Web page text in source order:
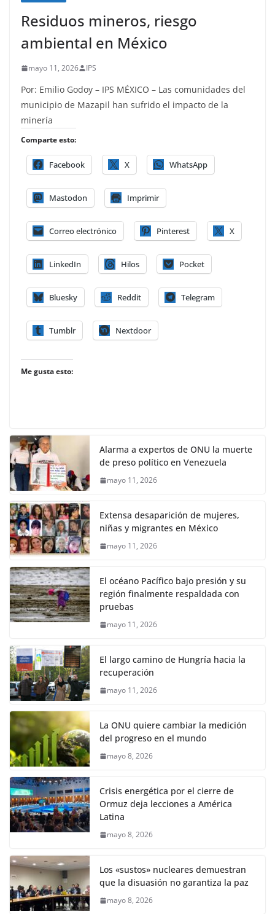
Residuos mineros, riesgo
ambiental en México
mayo 11, 2026 IPS
Por: Emilio Godoy – IPS MÉXICO – Las comunidades del
municipio de Mazapil han sufrido el impacto de la
minería
Comparte esto:
Facebook X WhatsApp
Mastodon Imprimir
Correo electrónico Pinterest X
LinkedIn Hilos Pocket
Bluesky Reddit Telegram
Tumblr Nextdoor
Me gusta esto:
Alarma a expertos de ONU la muerte
de preso político en Venezuela
mayo 11, 2026
Extensa desaparición de mujeres,
niñas y migrantes en México
mayo 11, 2026
El océano Pacífico bajo presión y su
región finalmente respaldada con
pruebas
mayo 11, 2026
El largo camino de Hungría hacia la
recuperación
mayo 11, 2026
La ONU quiere cambiar la medición
del progreso en el mundo
mayo 8, 2026
Crisis energética por el cierre de
Ormuz deja lecciones a América
Latina
mayo 8, 2026
Los «sustos» nucleares demuestran
que la disuasión no garantiza la paz
mayo 8, 2026